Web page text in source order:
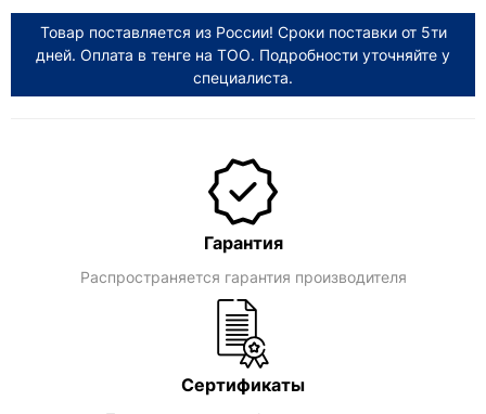
Товар поставляется из России! Сроки поставки от 5ти
дней. Оплата в тенге на ТОО. Подробности уточняйте у
специалиста.
Гарантия
Распространяется гарантия производителя
Сертификаты